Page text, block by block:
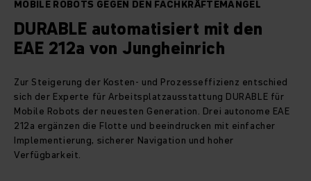
MOBILE ROBOTS GEGEN DEN FACHKRÄFTEMANGEL
DURABLE automatisiert mit den
EAE 212a von Jungheinrich
Zur Steigerung der Kosten- und Prozesseffizienz entschied
sich der Experte für Arbeitsplatzausstattung DURABLE für
Mobile Robots der neuesten Generation. Drei autonome EAE
212a ergänzen die Flotte und beeindrucken mit einfacher
Implementierung, sicherer Navigation und hoher
Verfügbarkeit.